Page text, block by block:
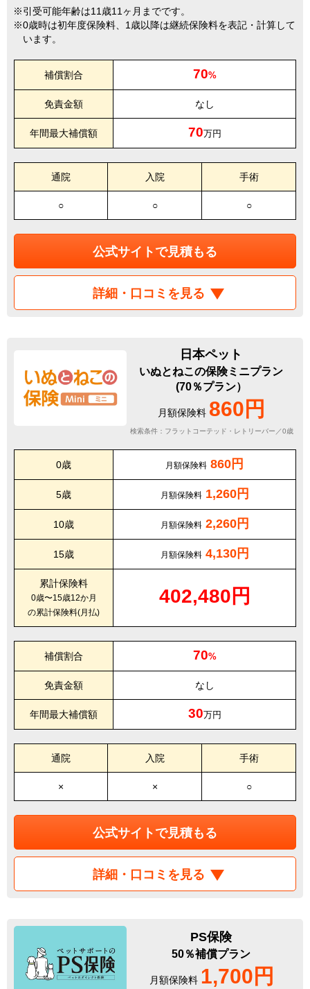
引受可能年齢は11歳11ヶ月までです。
0歳時は初年度保険料、1歳以降は継続保険料を表記・計算して
います。
補償割合 70%
免責金額 なし
年間最大補償額 70万円
通院 入院 手術
○ ○ ○
公式サイトで見積もる
詳細・口コミを見る
日本ペット
いぬとねこの保険ミニプラン
(70％プラン）
月額保険料 860円
検索条件：フラットコーテッド・レトリーバー／0歳
0歳 月額保険料 860円
5歳 月額保険料 1,260円
10歳 月額保険料 2,260円
15歳 月額保険料 4,130円
累計保険料
0歳〜15歳12か月
の累計保険料(月払)
402,480円
補償割合 70%
免責金額 なし
年間最大補償額 30万円
通院 入院 手術
× × ○
公式サイトで見積もる
詳細・口コミを見る
PS保険
50％補償プラン
月額保険料 1,700円